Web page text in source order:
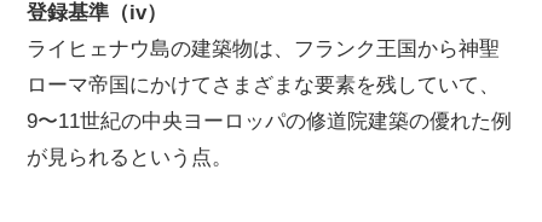
登録基準（iv）
ライヒェナウ島の建築物は、フランク王国から神聖
ローマ帝国にかけてさまざまな要素を残していて、
9〜11世紀の中央ヨーロッパの修道院建築の優れた例
が見られるという点。